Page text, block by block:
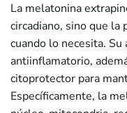
La melatonina
circadiano, sino que la
cuando lo necesita.
antiinflamatorio,
citoprotector para
Específicamente, la